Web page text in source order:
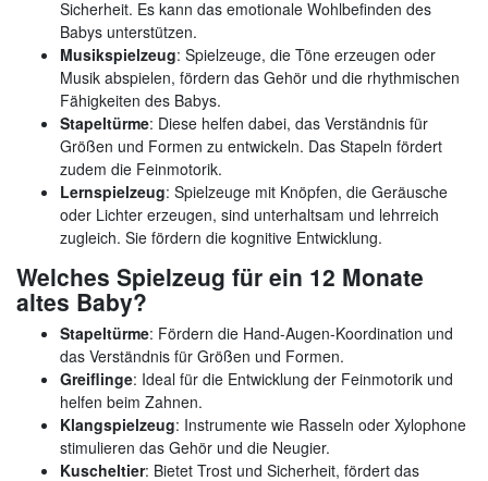
Sicherheit. Es kann das emotionale Wohlbefinden des
Babys unterstützen.
Musikspielzeug: Spielzeuge, die Töne erzeugen oder
Musik abspielen, fördern das Gehör und die rhythmischen
Fähigkeiten des Babys.
Stapeltürme: Diese helfen dabei, das Verständnis für
Größen und Formen zu entwickeln. Das Stapeln fördert
zudem die Feinmotorik.
Lernspielzeug: Spielzeuge mit Knöpfen, die Geräusche
oder Lichter erzeugen, sind unterhaltsam und lehrreich
zugleich. Sie fördern die kognitive Entwicklung.
Welches Spielzeug für ein 12 Monate
altes Baby?
Stapeltürme: Fördern die Hand-Augen-Koordination und
das Verständnis für Größen und Formen.
Greiflinge: Ideal für die Entwicklung der Feinmotorik und
helfen beim Zahnen.
Klangspielzeug: Instrumente wie Rasseln oder Xylophone
stimulieren das Gehör und die Neugier.
Kuscheltier: Bietet Trost und Sicherheit, fördert das